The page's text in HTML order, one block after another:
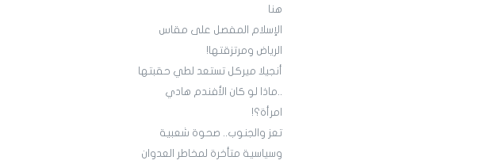
هنا
الإسلام المفصل على مقاس
الرياض ومرتزقتها!
أنجيلا ميركل تستعد لطي حقبتها
..ماذا لو كان الأفندم هادي
امرأة؟!
تعز والجنوب.. صحوة شعبية
وسياسية متأخرة لمخاطر العدوان